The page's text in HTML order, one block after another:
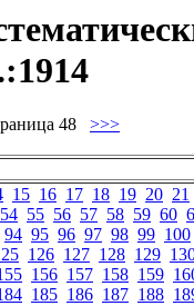
48 >>>
15 16 17 18 19 20 21
54 55 56 57 58 59 60
94 95 96 97 98 99 100
126 127 128 129
156 157 158 159
185 186 187 188